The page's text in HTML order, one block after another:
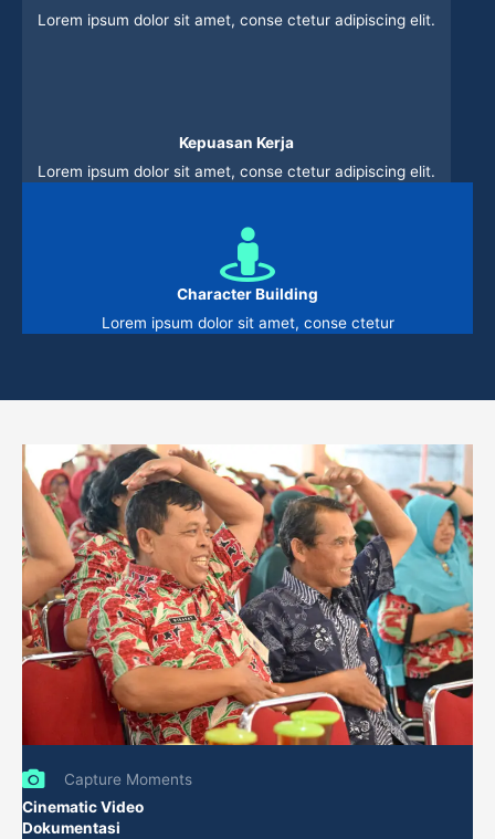
Lorem ipsum dolor sit amet, conse ctetur adipiscing elit.
Kepuasan Kerja
Lorem ipsum dolor sit amet, conse ctetur adipiscing elit.
Character Building
Lorem ipsum dolor sit amet, conse ctetur
Capture Moments
Cinematic Video
Dokumentasi